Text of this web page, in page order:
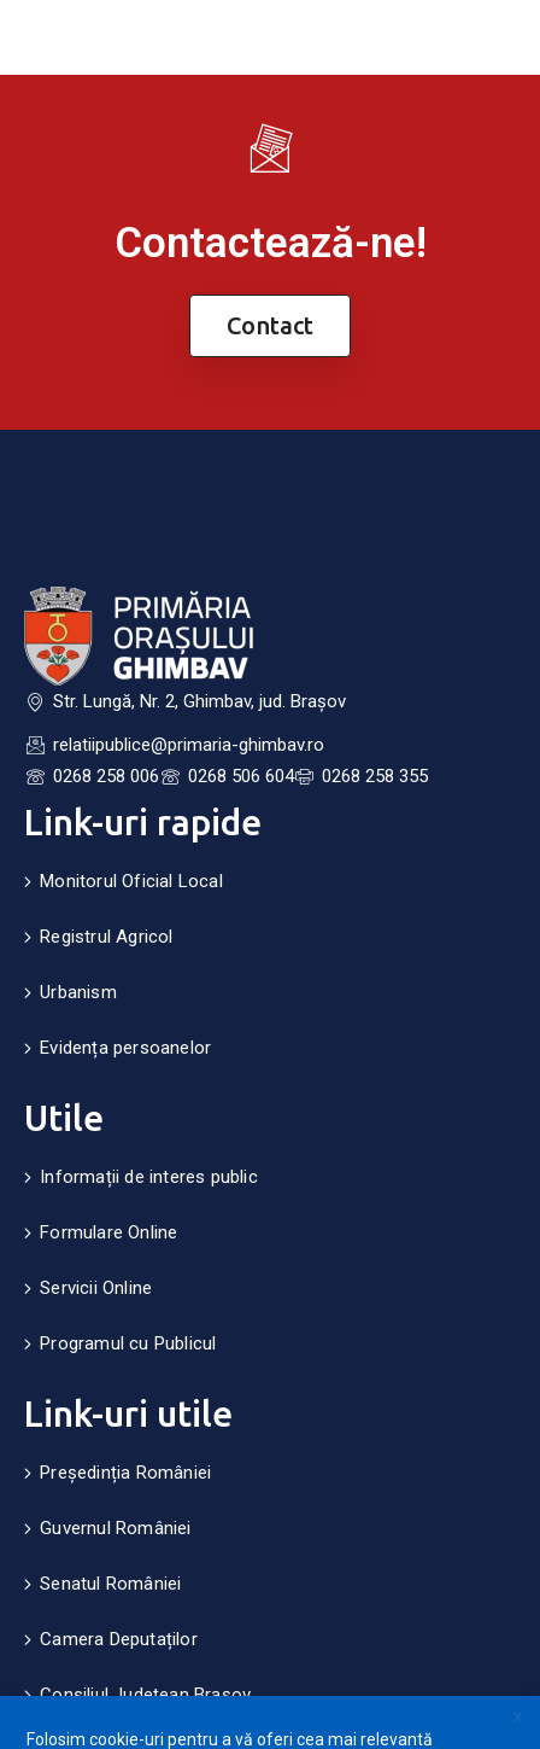
Contactează-ne!
Contact
Str. Lungă, Nr. 2, Ghimbav, jud. Brașov
relatiipublice@primaria-ghimbav.ro
0268 258 006
0268 506 604 0268 258 355
Link-uri rapide
Monitorul Oficial Local
Registrul Agricol
Urbanism
Evidența persoanelor
Utile
Informații de interes public
Formulare Online
Servicii Online
Programul cu Publicul
Link-uri utile
Președinția României
Guvernul României
Senatul României
Camera Deputaților
Consiliul Județean Brașov
X
Folosim cookie-uri pentru a vă oferi cea mai relevantă